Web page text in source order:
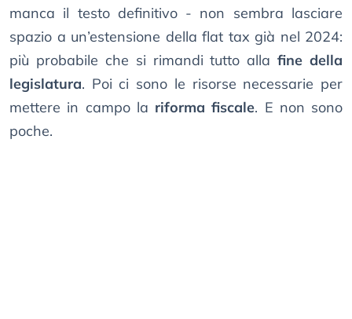
manca il testo definitivo - non sembra lasciare
spazio a un’estensione della flat tax già nel 2024:
più probabile che si rimandi tutto allafine della
legislatura. Poi ci sono le risorse necessarie per
mettere in campo la riforma fiscale. E non sono
poche.